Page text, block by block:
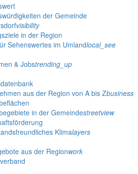
der Gemeinde
visibility
in der Region
Sehenswertes im Umlandlocal_see
& Jobstrending_up
aus der Region von A bis Zbusiness
in der Gemeindestreetview
Klimalayers
aus der Regionwork